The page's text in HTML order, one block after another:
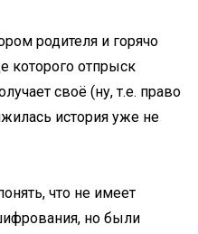
родителя и горячо
которого отпрыск
своё (ну, т.е. право
история уже не
что не имеет
но были